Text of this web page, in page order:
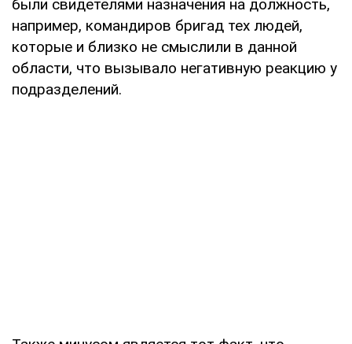
были свидетелями назначения на должность,
например, командиров бригад тех людей,
которые и близко не смыслили в данной
области, что вызывало негативную реакцию у
подразделений.